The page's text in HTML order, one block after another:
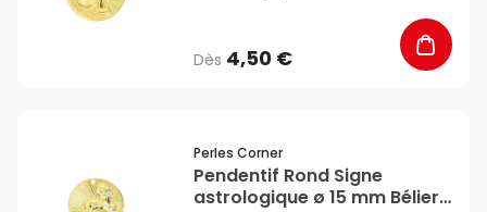
Dès 4,50 €
Perles Corner
Pendentif Rond Signe
astrologique ø 15 mm Bélier